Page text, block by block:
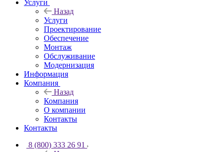
Услуги
Назад
Услуги
Проектирование
Обеспечение
Монтаж
Обслуживание
Модернизация
Информация
Компания
Назад
Компания
О компании
Контакты
Контакты
8 (800) 333 26 91